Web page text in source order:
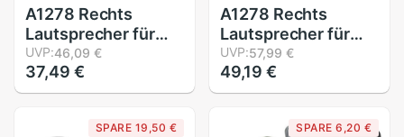
A1278 Rechts
Lautsprecher für
Profi Retina 13 Zoll
Mitte Jahr EMC
2366 Neue
UVP:46,09 €
37,49 €
A1278 Rechts
Lautsprecher für
Profi Retina 13 Zoll
Mitte Jahr EMC
2366 Neue
UVP:57,99 €
49,19 €
SPARE 19,50 € SPARE 6,20 €